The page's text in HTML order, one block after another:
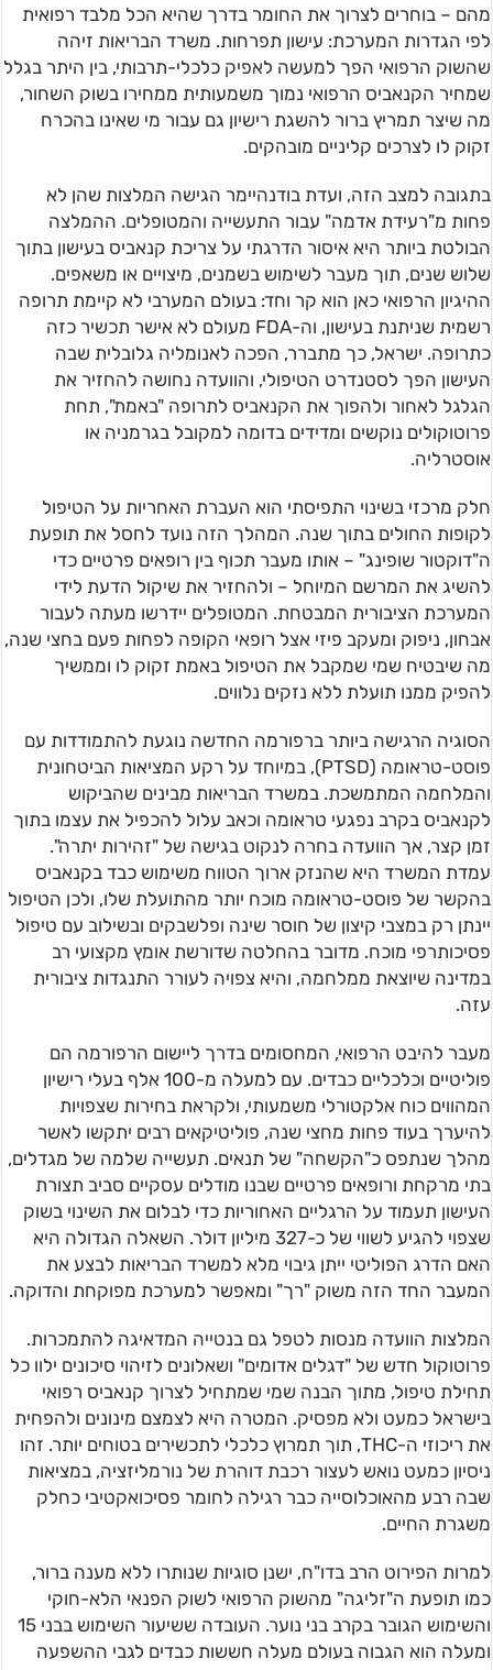
מהם – בוחרים לצרוך את החומר בדרך שהיא הכל מלבד רפואית
לפי הגדרות המערכת: עישון תפרחות. משרד הבריאות זיהה
שהשוק הרפואי הפך למעשה לאפיק כלכלי-תרבותי, בין היתר בגלל
שמחיר הקנאביס הרפואי נמוך משמעותית ממחירו בשוק השחור,
מה שיצר תמריץ ברור להשגת רישיון גם עבור מי שאינו בהכרח
זקוק לו לצרכים קליניים מובהקים.
בתגובה למצב הזה, ועדת בודנהיימר הגישה המלצות שהן לא
פחות מ"רעידת אדמה" עבור התעשייה והמטופלים. ההמלצה
הבולטת ביותר היא איסור הדרגתי על צריכת קנאביס בעישון בתוך
שלוש שנים, תוך מעבר לשימוש בשמנים, מיצויים או משאפים.
ההיגיון הרפואי כאן הוא קר וחד: בעולם המערבי לא קיימת תרופה
רשמית שניתנת בעישון, וה-FDA מעולם לא אישר תכשיר כזה
כתרופה. ישראל, כך מתברר, הפכה לאנומליה גלובלית שבה
העישון הפך לסטנדרט הטיפולי, והוועדה נחושה להחזיר את
הגלגל לאחור ולהפוך את הקנאביס לתרופה "באמת", תחת
פרוטוקולים נוקשים ומדידים בדומה למקובל בגרמניה או
אוסטרליה.
חלק מרכזי בשינוי התפיסתי הוא העברת האחריות על הטיפול
לקופות החולים בתוך שנה. המהלך הזה נועד לחסל את תופעת
ה"דוקטור שופינג" – אותו מעבר תכוף בין רופאים פרטיים כדי
להשיג את המרשם המיוחל – ולהחזיר את שיקול הדעת לידי
המערכת הציבורית המבטחת. המטופלים יידרשו מעתה לעבור
אבחון, ניפוק ומעקב פיזי אצל רופאי הקופה לפחות פעם בחצי שנה,
מה שיבטיח שמי שמקבל את הטיפול באמת זקוק לו וממשיך
להפיק ממנו תועלת ללא נזקים נלווים.
הסוגיה הרגישה ביותר ברפורמה החדשה נוגעת להתמודדות עם
פוסט-טראומה (PTSD), במיוחד על רקע המציאות הביטחונית
והמלחמה המתמשכת. במשרד הבריאות מבינים שהביקוש
לקנאביס בקרב נפגעי טראומה וכאב עלול להכפיל את עצמו בתוך
זמן קצר, אך הוועדה בחרה לנקוט בגישה של "זהירות יתרה".
עמדת המשרד היא שהנזק ארוך הטווח משימוש כבד בקנאביס
בהקשר של פוסט-טראומה מוכח יותר מהתועלת שלו, ולכן הטיפול
יינתן רק במצבי קיצון של חוסר שינה ופלשבקים ובשילוב עם טיפול
פסיכותרפי מוכח. מדובר בהחלטה שדורשת אומץ מקצועי רב
במדינה שיוצאת ממלחמה, והיא צפויה לעורר התנגדות ציבורית
עזה.
מעבר להיבט הרפואי, המחסומים בדרך ליישום הרפורמה הם
פוליטיים וכלכליים כבדים. עם למעלה מ-100 אלף בעלי רישיון
המהווים כוח אלקטורלי משמעותי, ולקראת בחירות שצפויות
להיערך בעוד פחות מחצי שנה, פוליטיקאים רבים יתקשו לאשר
מהלך שנתפס כ"הקשחה" של תנאים. תעשייה שלמה של מגדלים,
בתי מרקחת ורופאים פרטיים שבנו מודלים עסקיים סביב תצורת
העישון תעמוד על הרגליים האחוריות כדי לבלום את השינוי בשוק
שצפוי להגיע לשווי של כ-327 מיליון דולר. השאלה הגדולה היא
האם הדרג הפוליטי ייתן גיבוי מלא למשרד הבריאות לבצע את
המעבר החד הזה משוק "רך" ומאפשר למערכת מפוקחת והדוקה.
המלצות הוועדה מנסות לטפל גם בנטייה המדאיגה להתמכרות.
פרוטוקול חדש של "דגלים אדומים" ושאלונים לזיהוי סיכונים ילוו כל
תחילת טיפול, מתוך הבנה שמי שמתחיל לצרוך קנאביס רפואי
בישראל כמעט ולא מפסיק. המטרה היא לצמצם מינונים ולהפחית
את ריכוזי ה-THC, תוך תמרוץ כלכלי לתכשירים בטוחים יותר. זהו
ניסיון כמעט נואש לעצור רכבת דוהרת של נורמליזציה, במציאות
שבה רבע מהאוכלוסייה כבר רגילה לחומר פסיכואקטיבי כחלק
משגרת החיים.
למרות הפירוט הרב בדו"ח, ישנן סוגיות שנותרו ללא מענה ברור,
כמו תופעת ה"זליגה" מהשוק הרפואי לשוק הפנאי הלא-חוקי
והשימוש הגובר בקרב בני נוער. העובדה ששיעור השימוש בבני 15
ומעלה הוא הגבוה בעולם מעלה חששות כבדים לגבי ההשפעה